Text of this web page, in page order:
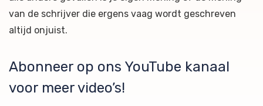
van de schrijver die ergens vaag wordt geschreven
altijd onjuist.
Abonneer op ons YouTube kanaal
voor meer video’s!